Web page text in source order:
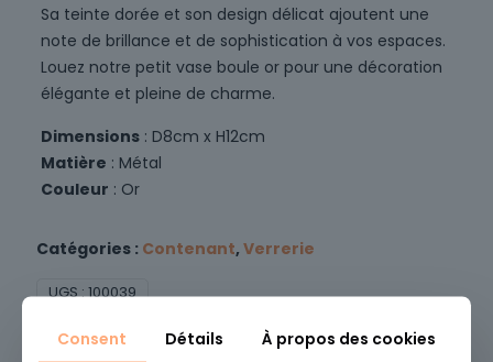
Sa teinte dorée et son design délicat ajoutent une
note de brillance et de sophistication à vos espaces.
Louez notre petit vase boule or pour une décoration
élégante et pleine de charme.
Dimensions: D8cm x H12cm
Matière : Métal
Couleur : Or
Catégories : Contenant, Verrerie
UGS :100039
Vous aimerez peut-être aussi…
Consent Détails À propos des cookies